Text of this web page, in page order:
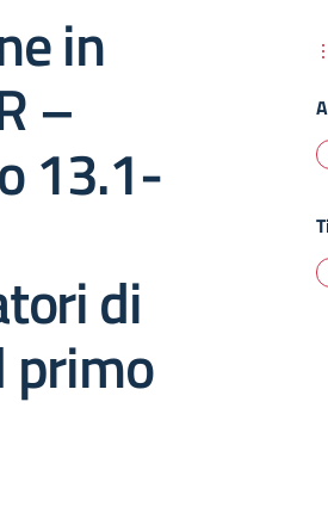
in
–
13.1-
di
primo